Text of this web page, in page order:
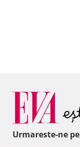
Urmareste-ne pe